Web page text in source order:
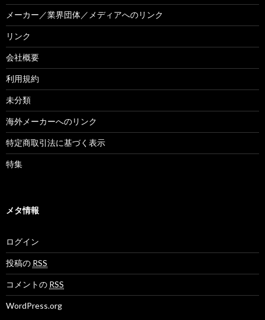
メーカー／業界団体／メディアへのリンク
リンク
会社概要
利用規約
未分類
海外メーカーへのリンク
特定商取引法に基づく表示
特集
メタ情報
ログイン
投稿の RSS
コメントの RSS
WordPress.org